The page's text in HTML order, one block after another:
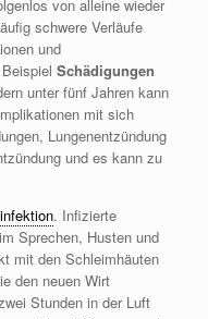
von alleine wieder
schwere Verläufe
und
Schädigungen
unter fünf Jahren kann
mit sich
Lungenentzündung
und es kann zu
. Infizierte
Sprechen, Husten und
mit den Schleimhäuten
den neuen Wirt
Stunden in der Luft